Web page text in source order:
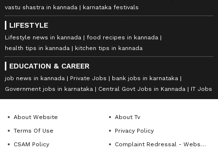
vastu shastra in kannada
karnataka festivals
LIFESTYLE
Lifestyle news in kannada
food recipes in kannada
health tips in kannada
kitchen tips in kannada
EDUCATION & CAREER
job news in kannada Private Jobs
bank jobs in karnataka
Government jobs in karnataka
Central Govt Jobs in Kannada IT Jobs
About Website
About Tv
Terms Of Use
Privacy Policy
CSAM Policy
Complaint Redressal - Website